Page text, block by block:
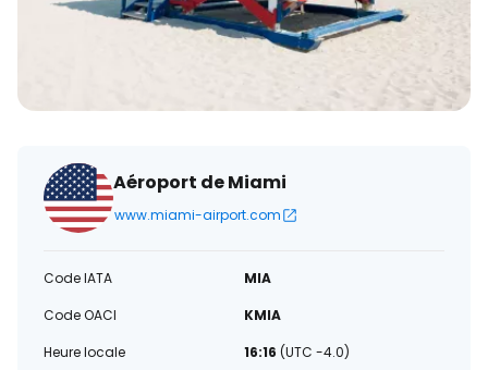
Aéroport de Miami
www.miami-airport.com
Code IATA
MIA
Code OACI
KMIA
Heure locale
16:16 (UTC -4.0)